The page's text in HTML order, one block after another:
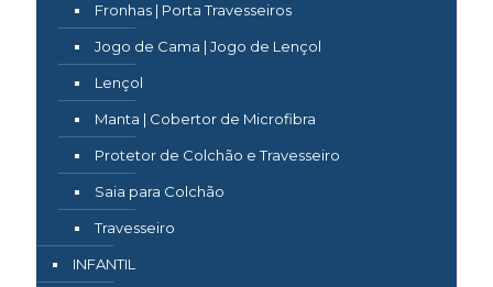
Fronhas | Porta Travesseiros
Jogo de Cama | Jogo de Lençol
Lençol
Manta | Cobertor de Microfibra
Protetor de Colchão e Travesseiro
Saia para Colchão
Travesseiro
INFANTIL